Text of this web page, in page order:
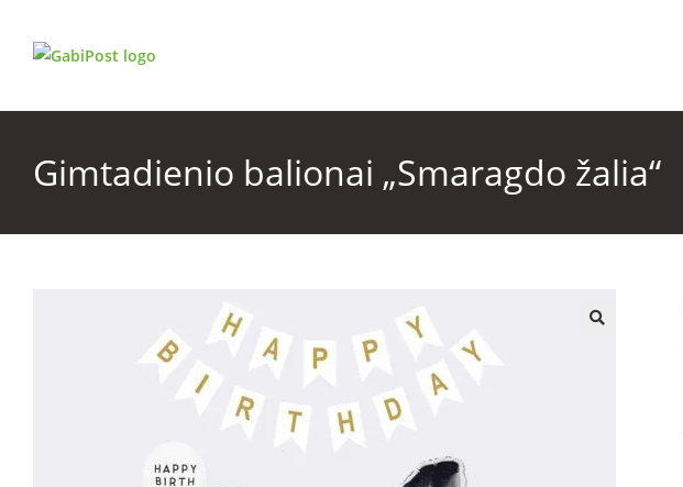
Gimtadienio balionai „Smaragdo žalia“